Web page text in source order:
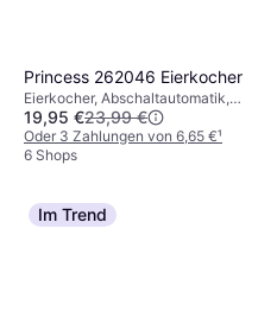
Princess 262046 Eierkocher
Eierkocher, Abschaltautomatik,
Anzahl Eier (max): 6 Stk.
19,95 €23,99 €
Oder 3 Zahlungen von 6,65 €¹
6 Shops
Im Trend